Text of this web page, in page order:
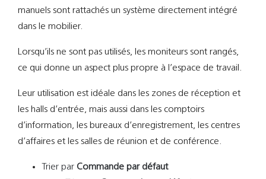
manuels sont rattachés un système directement intégré
dans le mobilier.
Lorsqu’ils ne sont pas utilisés, les moniteurs sont rangés,
ce qui donne un aspect plus propre à l’espace de travail.
Leur utilisation est idéale dans les zones de réception et
les halls d’entrée, mais aussi dans les comptoirs
d’information, les bureaux d’enregistrement, les centres
d’affaires et les salles de réunion et de conférence.
Trier par Commande par défaut